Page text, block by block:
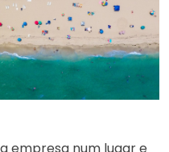
empresa num lugar e